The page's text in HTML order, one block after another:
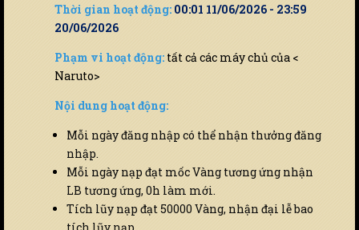
Thời gian hoạt động: 00:01 11/06/2026 - 23:59
20/06/2026
Phạm vi hoạt động: tất cả các máy chủ của <
Naruto>
Nội dung hoạt động:
Mỗi ngày đăng nhập có thể nhận thưởng đăng
nhập.
Mỗi ngày nạp đạt mốc Vàng tương ứng nhận
LB tương ứng, 0h làm mới.
Tích lũy nạp đạt 50000 Vàng, nhận đại lễ bao